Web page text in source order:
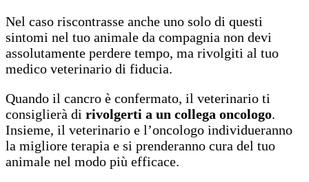
Nel caso riscontrasse anche uno solo di questi
sintomi nel tuo animale da compagnia non devi
assolutamente perdere tempo, ma rivolgiti al tuo
medico veterinario di fiducia.
Quando il cancro è confermato, il veterinario ti
consiglierà di rivolgerti a un collega oncologo.
Insieme, il veterinario e l’oncologo individueranno
la migliore terapia e si prenderanno cura del tuo
animale nel modo più efficace.